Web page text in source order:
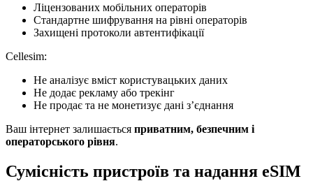
Ліцензованих мобільних операторів
Стандартне шифрування на рівні операторів
Захищені протоколи автентифікації
Cellesim:
Не аналізує вміст користувацьких даних
Не додає рекламу або трекінг
Не продає та не монетизує дані з’єднання
Ваш інтернет залишається приватним, безпечним і
операторського рівня.
Сумісність пристроїв та надання eSIM